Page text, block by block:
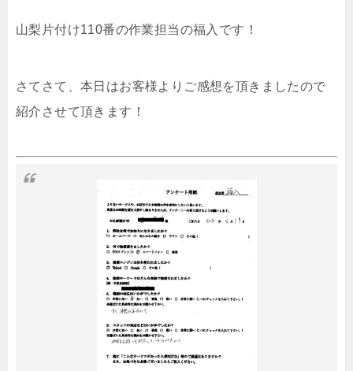
山梨片付け110番の作業担当の福入です！
さてさて、本日はお客様よりご感想を頂きましたので
紹介させて頂きます！